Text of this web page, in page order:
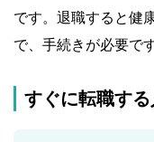
です。退職すると健
で、手続きが必要です
すぐに転職する